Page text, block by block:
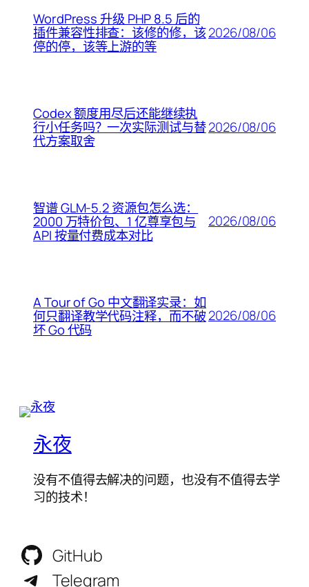
WordPress 升级 PHP 8.5 后的
插件兼容性排查：该修的修，该
停的停，该等上游的等
2026/08/06
Codex 额度用尽后还能继续执
行小任务吗？一次实际测试与替
代方案取舍
2026/08/06
智谱 GLM-5.2 资源包怎么选：
2000 万特价包、1 亿尊享包与
API 按量付费成本对比
2026/08/06
A Tour of Go 中文翻译实录：如
何只翻译教学代码注释，而不破
坏 Go 代码
2026/08/06
永夜
没有不值得去解决的问题，也没有不值得去学
习的技术！
GitHub
Telegram